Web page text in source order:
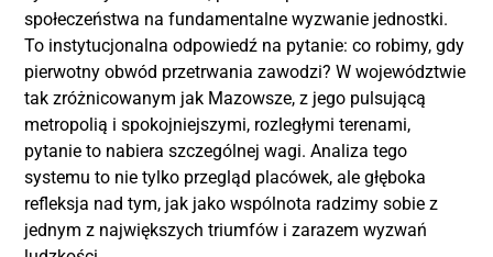
społeczeństwa na fundamentalne wyzwanie jednostki.
To instytucjonalna odpowiedź na pytanie: co robimy, gdy
pierwotny obwód przetrwania zawodzi? W województwie
tak zróżnicowanym jak Mazowsze, z jego pulsującą
metropolią i spokojniejszymi, rozległymi terenami,
pytanie to nabiera szczególnej wagi. Analiza tego
systemu to nie tylko przegląd placówek, ale głęboka
refleksja nad tym, jak jako wspólnota radzimy sobie z
jednym z największych triumfów i zarazem wyzwań